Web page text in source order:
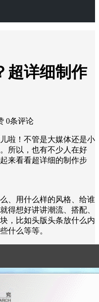
超详细制作
0条评论
啦！不管是大媒体还是小
所以，也有不少人在好
来看看超详细的制作步
、用什么样的风格、给谁
得想好讲讲潮流、搭配、
，比如头版头条放什么内
什么等等。